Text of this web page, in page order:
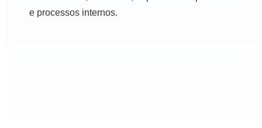
e processos internos.